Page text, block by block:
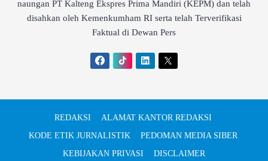
naungan PT Kalteng Ekspres Prima Mandiri (KEPM) dan telah
disahkan oleh Kemenkumham RI serta telah Terverifikasi
Faktual di Dewan Pers
REDAKSI
ALAMAT KANTOR REDAKSI
KODE ETIK JURNALISTIK
PEDOMAN MEDIA SIBER
KEBIJAKAN PRIVASI
DISCLAIMER